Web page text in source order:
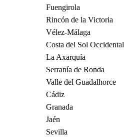
Fuengirola
Rincón de la Victoria
Vélez-Málaga
Costa del Sol Occidental
La Axarquía
Serranía de Ronda
Valle del Guadalhorce
Cádiz
Granada
Jaén
Sevilla